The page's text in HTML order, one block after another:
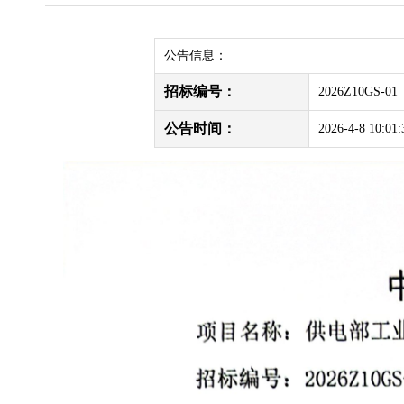
公告信息：
招标编号： 2026Z10GS-01
公告时间： 2026-4-8